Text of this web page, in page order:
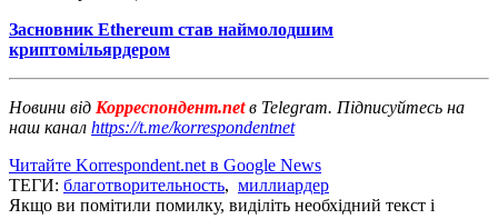
Засновник Ethereum став наймолодшим
криптомільярдером
Новини від Корреспондент.netв Telegram. Підписуйтесь на
наш канал https://t.me/korrespondentnet
Читайте Korrespondent.net в Google News
ТЕГИ: благотворительность, миллиардер
Якщо ви помітили помилку, виділіть необхідний текст і